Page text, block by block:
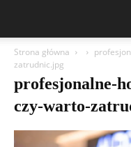
Strona główna
zatrudnic.jpg
profesjonalne-
czy-warto-